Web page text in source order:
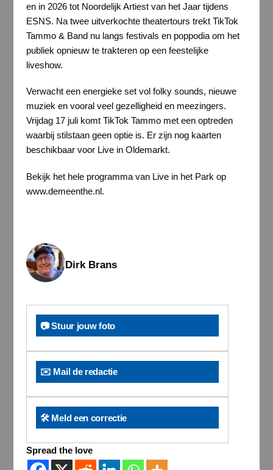
en in 2026 tot Noordelijk Artiest van het Jaar tijdens
ESNS. Na twee uitverkochte theatertours trekt TikTok
Tammo & Band nu langs festivals en poppodia om het
publiek opnieuw te trakteren op een feestelijke
liveshow.
Verwacht een energieke set vol folky sounds, nieuwe
muziek en vooral veel gezelligheid en meezingers.
Vrijdag 17 juli komt TikTok Tammo met een optreden
waarbij stilstaan geen optie is. Er zijn nog kaarten
beschikbaar voor Live in Oldemarkt.
Bekijk het hele programma van Live in het Park op
www.demeenthe.nl.
Dirk Brans
📷 Stuur jouw foto
✉️ Mail de redactie
🛠️ Meld een correctie
Spread the love